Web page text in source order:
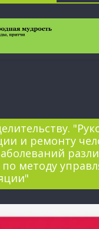
и ремонту
по методу